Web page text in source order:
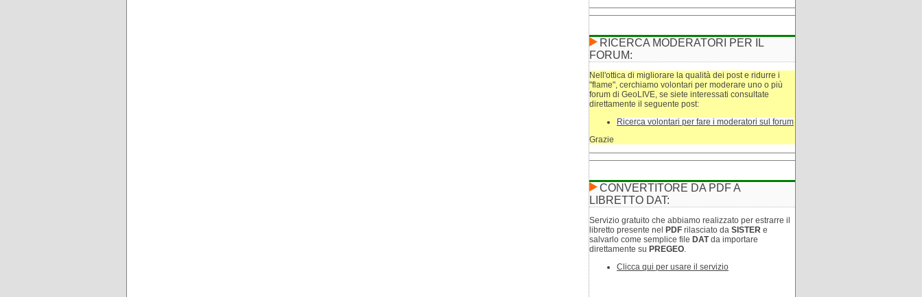
RICERCA MODERATORI PER IL
FORUM:
Nell'ottica di migliorare la qualità dei post e ridurre i
"flame", cerchiamo volontari per moderare uno o più
forum di GeoLIVE, se siete interessati consultate
direttamente il seguente post:
Ricerca volontari per fare i moderatori sul forum
Grazie
CONVERTITORE DA PDF A
LIBRETTO DAT:
Servizio gratuito che abbiamo realizzato per estrarre il
libretto presente nel
PDF rilasciato da SISTER e
salvarlo come semplice file DATda importare
direttamente su PREGEO.
Clicca qui per usare il servizio